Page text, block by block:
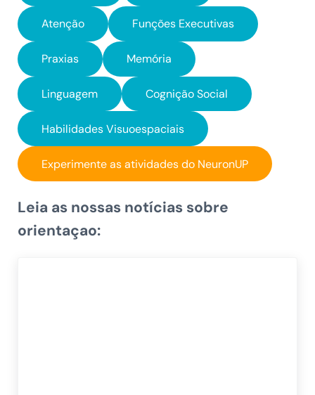
Atenção Funções Executivas
Praxias Memória
Linguagem Cognição Social
Habilidades Visuoespaciais
Experimente as atividades do NeuronUP
Leia as nossas notícias sobre
orientaçao: